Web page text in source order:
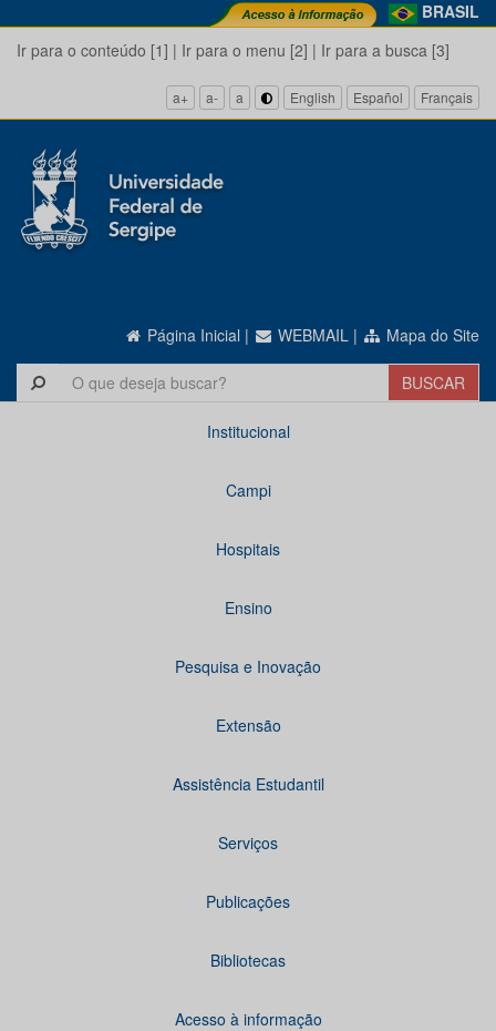
BRASIL
Ir para o conteúdo [1] | Ir para o menu [2] | Ir para a busca [3]
a+ a- a English Español Français
Página Inicial | WEBMAIL | Mapa do Site
Institucional
Campi
Hospitais
Ensino
Pesquisa e Inovação
Extensão
Assistência Estudantil
Serviços
Publicações
Bibliotecas
Acesso à informação